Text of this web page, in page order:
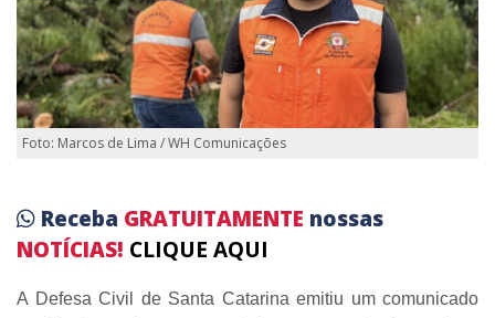
Foto: Marcos de Lima / WH Comunicações
Receba GRATUITAMENTE nossas
NOTÍCIAS! CLIQUE AQUI
A Defesa Civil de Santa Catarina emitiu um comunicado